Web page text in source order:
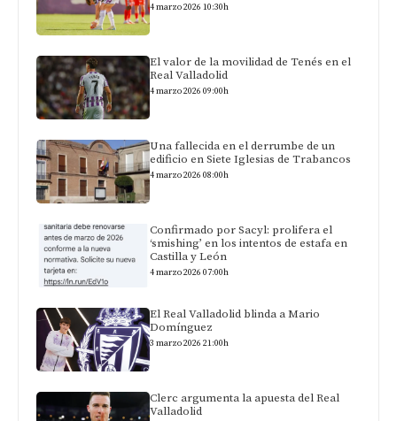
4 marzo 2026 10:30h
El valor de la movilidad de Tenés en el
Real Valladolid
4 marzo 2026 09:00h
Una fallecida en el derrumbe de un
edificio en Siete Iglesias de Trabancos
4 marzo 2026 08:00h
Confirmado por Sacyl: prolifera el
‘smishing’ en los intentos de estafa en
Castilla y León
4 marzo 2026 07:00h
El Real Valladolid blinda a Mario
Domínguez
3 marzo 2026 21:00h
Clerc argumenta la apuesta del Real
Valladolid